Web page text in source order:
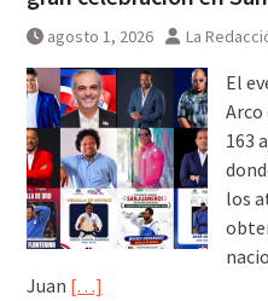
agosto 1, 2026 La
El
Arco
163
los
Juan […]